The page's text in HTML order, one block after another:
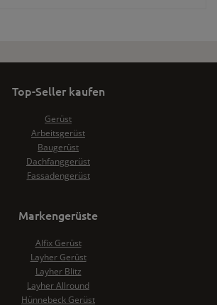
Top-Seller kaufen
Gerüst
Arbeitsgerüst
Baugerüst
Dachfanggerüst
Fassadengerüst
Markengerüste
Alfix Gerüst
Layher Gerüst
Layher Blitz
Layher Allround
Hünnebeck Gerüst